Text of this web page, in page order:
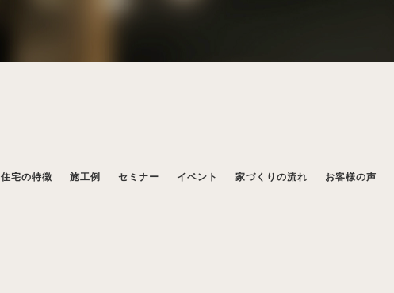
住宅の特徴 施工例 セミナー イベント 家づくりの流れ お客様の声